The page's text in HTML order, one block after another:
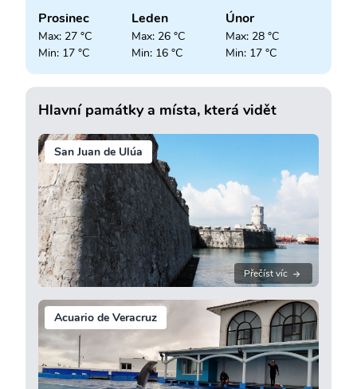
Prosinec
Max: 27 °C
Min: 17 °C
Leden
Max: 26 °C
Min: 16 °C
Únor
Max: 28 °C
Min: 17 °C
Hlavní památky a místa, která vidět
San Juan de Ulúa
Přečíst víc
Acuario de Veracruz